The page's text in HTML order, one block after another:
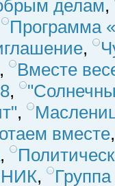
делам,
Программа
,
,
Вместе
,
,
вместе
,
,